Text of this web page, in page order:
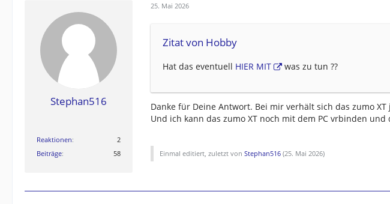
Stephan516
Reaktionen
2
Beiträge
58
25. Mai 2026
Zitat von Hobby
Hat das eventuell HIER MIT was zu tun ??
Danke für Deine Antwort. Bei mir verhält sich das zumo XT
Und ich kann das zumo XT noch mit dem PC vrbinden
Einmal editiert, zuletzt von Stephan516 (25. Mai 2026)